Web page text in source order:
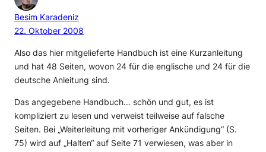
Besim Karadeniz
22. Oktober 2008
Also das hier mitgelieferte Handbuch ist eine Kurzanleitung
und hat 48 Seiten, wovon 24 für die englische und 24 für die
deutsche Anleitung sind.
Das angegebene Handbuch… schön und gut, es ist
kompliziert zu lesen und verweist teilweise auf falsche
Seiten. Bei „Weiterleitung mit vorheriger Ankündigung“ (S.
75) wird auf „Halten“ auf Seite 71 verwiesen, was aber in